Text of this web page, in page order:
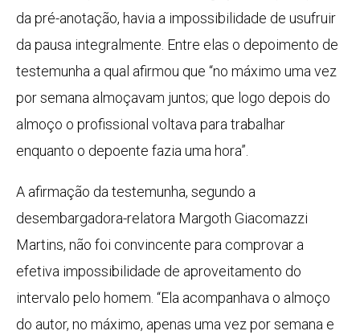
da pré-anotação, havia a impossibilidade de usufruir
da pausa integralmente. Entre elas o depoimento de
testemunha a qual afirmou que “no máximo uma vez
por semana almoçavam juntos; que logo depois do
almoço o profissional voltava para trabalhar
enquanto o depoente fazia uma hora”.
A afirmação da testemunha, segundo a
desembargadora-relatora Margoth Giacomazzi
Martins, não foi convincente para comprovar a
efetiva impossibilidade de aproveitamento do
intervalo pelo homem. “Ela acompanhava o almoço
do autor, no máximo, apenas uma vez por semana e